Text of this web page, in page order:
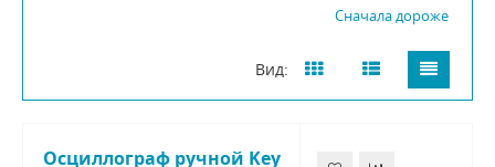
Сначала дороже
Вид:
Осциллограф ручной Key